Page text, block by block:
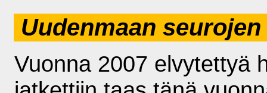
Uudenmaan
Vuonna 2007 elvytettyä